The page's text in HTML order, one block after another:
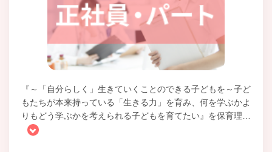
『～「自分らしく」生きていくことのできる子どもを～子ど
もたちが本来持っている「生きる力」を育み、何を学ぶかよ
りもどう学ぶかを考えられる子どもを育てたい』を保育理